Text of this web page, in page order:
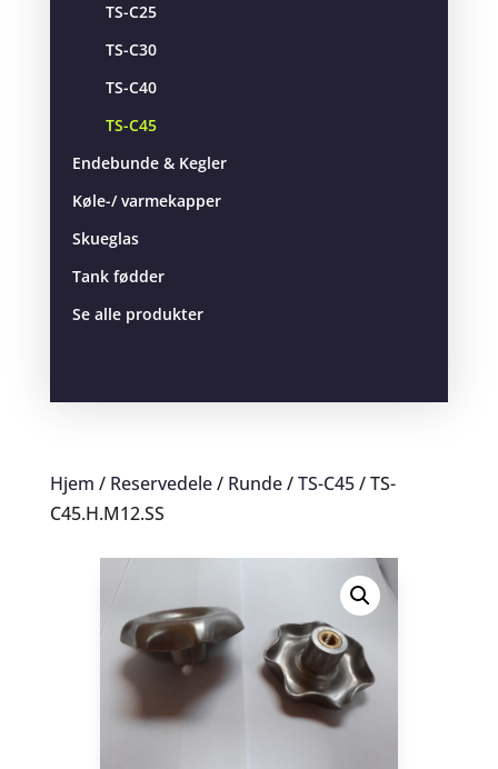
TS-C25
TS-C30
TS-C40
TS-C45
Endebunde & Kegler
Køle-/ varmekapper
Skueglas
Tank fødder
Se alle produkter
Hjem / Reservedele/ Runde/TS-C45/ TS-
C45.H.M12.SS